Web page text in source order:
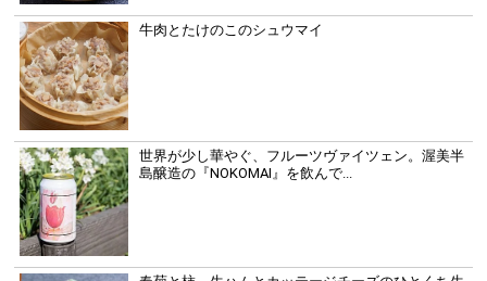
牛肉とたけのこのシュウマイ
世界が少し華やぐ、フルーツヴァイツェン。渥美半
島醸造の『NOKOMAI』を飲んで...